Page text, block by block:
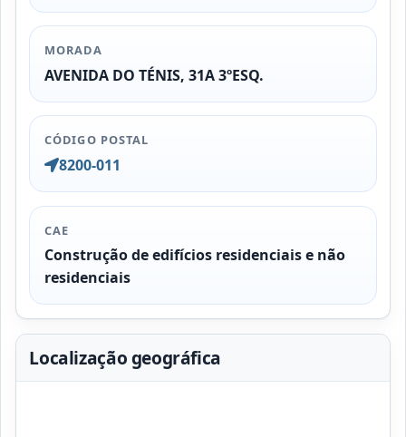
MORADA
AVENIDA DO TÉNIS, 31A 3ºESQ.
CÓDIGO POSTAL
8200-011
CAE
Construção de edifícios residenciais e não
residenciais
Localização geográfica